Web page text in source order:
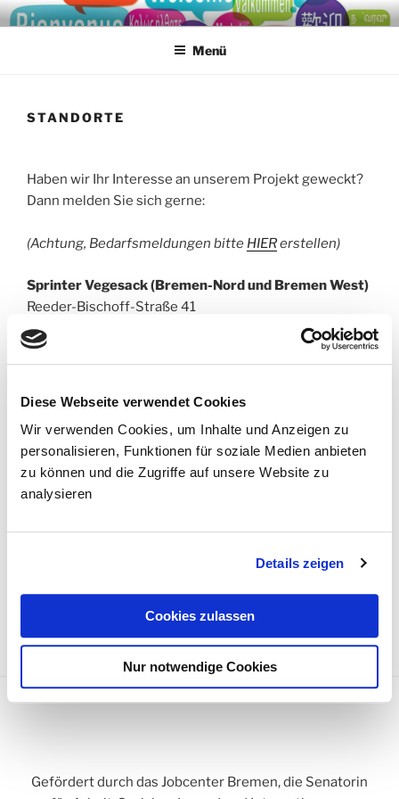
Diese Webseite verwendet Cookies
Wir verwenden Cookies, um Inhalte und Anzeigen zu
personalisieren, Funktionen für soziale Medien anbieten
zu können und die Zugriffe auf unsere Website zu
analysieren
Details zeigen
Cookies zulassen
Nur notwendige Cookies
Zum
InhaltSPRINTER BREMEN
Ein Projekt von bras e.V.
Menü
STANDORTE
Haben wir Ihr Interesse an unserem Projekt geweckt?
Dann melden Sie sich gerne:
(Achtung, Bedarfsmeldungen bitte HIERerstellen)
Sprinter Vegesack (Bremen-Nord und Bremen West)
Reeder-Bischoff-Straße 41
28757 Bremen
Tel. 0421 247044-19
Sprinter Huchting (Bremen-Süd und Bremen-Mitte)
Franz-Löbert-Platz 1
28259 Bremen
Tel. 0421 247044-72
sprinter-huchting@bras-bremen.de
sprinter-vahr@bras-bremen.de
Gefördert durch das Jobcenter Bremen, die Senatorin